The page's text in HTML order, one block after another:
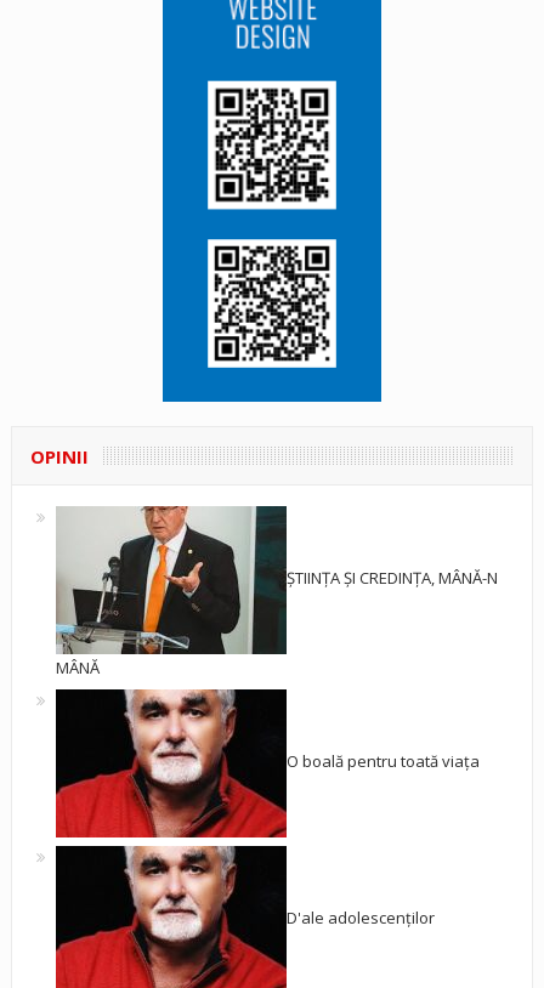
OPINII
ȘTIINȚA ȘI CREDINȚA, MÂNĂ-N
MÂNĂ
O boală pentru toată viața
D'ale adolescenților